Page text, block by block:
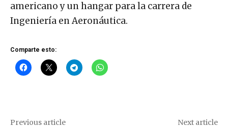
americano y un hangar para la carrera de
Ingeniería en Aeronáutica.
Comparte esto:
Previous article Next article